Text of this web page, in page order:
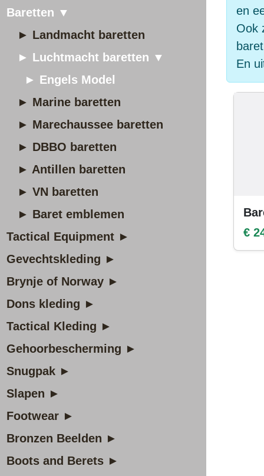
Baretten ▼
► Landmacht baretten
► Luchtmacht baretten ▼
► Engels Model
► Marine baretten
► Marechaussee baretten
► DBBO baretten
► Antillen baretten
► VN baretten
► Baret emblemen
Tactical Equipment ►
Gevechtskleding ►
Brynje of Norway ►
Dons kleding ►
Tactical Kleding ►
Gehoorbescherming ►
Snugpak ►
Slapen ►
Footwear ►
Bronzen Beelden ►
Boots and Berets ►
en
Ook
En
€